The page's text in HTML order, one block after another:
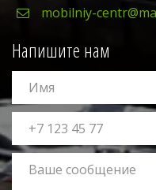
mobilniy-
Напишите нам